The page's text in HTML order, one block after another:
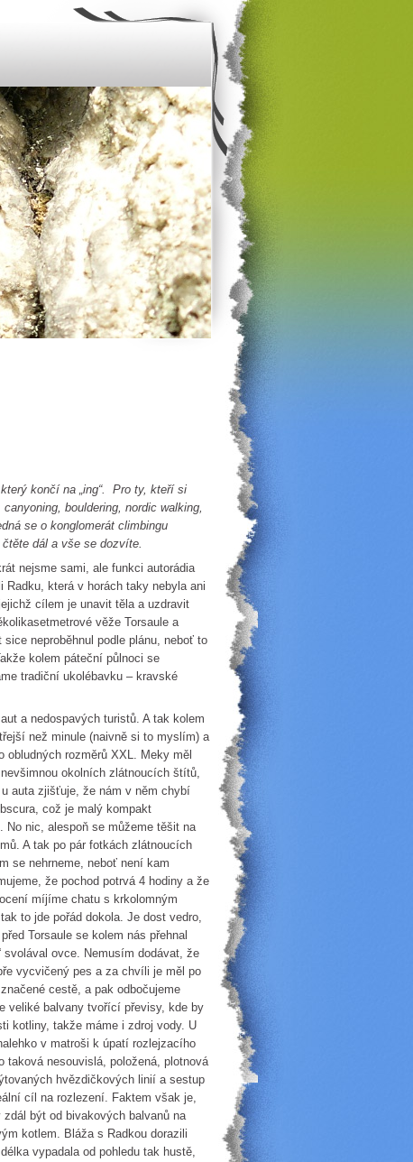
končí na „ing“. Pro ty, kteří si
bouldering, nordic walking,
se o konglomerát climbingu
dál a vše se dozvíte.
nejsme sami, ale funkci autorádia
která v horách taky nebyla ani
cílem je unavit těla a uzdravit
věže Torsaule a
neproběhnul podle plánu, neboť to
kolem páteční půlnoci se
tradiční ukolébavku – kravské
a nedospavých turistů. A tak kolem
než minule (naivně si to myslím) a
rozměrů XXL. Meky měl
okolních zlátnoucích štítů,
auta zjišťuje, že nám v něm chybí
což je malý kompakt
nic, alespoň se můžeme těšit na
A tak po pár fotkách zlátnoucích
se nehrneme, neboť není kam
že pochod potrvá 4 hodiny a že
míjíme chatu s krkolomným
to jde pořád dokola. Je dost vedro,
Torsaule se kolem nás přehnal
ovce. Nemusím dodávat, že
vycvičený pes a za chvíli je měl po
cestě, a pak odbočujeme
veliké balvany tvořící převisy, kde by
kotliny, takže máme i zdroj vody. U
v matroši k úpatí rozlejzacího
taková nesouvislá, položená, plotnová
hvězdičkových linií a sestup
cíl na rozlezení. Faktem však je,
být od bivakových balvanů na
kotlem. Bláža s Radkou dorazili
vypadala od pohledu tak hustě,